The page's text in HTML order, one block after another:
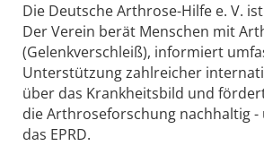
Die Deutsche Arthrose-Hilfe e. V.
Der Verein berät Menschen mit
(Gelenkverschleiß), informiert
Unterstützung zahlreicher
über das Krankheitsbild und
die Arthroseforschung nachhaltig -
das EPRD.